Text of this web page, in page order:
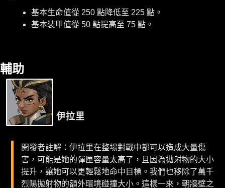
基本生命值從 250 點降低至 225 點。
基本裝甲值從 50 點提高至 75 點。
輔助
伊拉里
開發者註解：伊拉里在整場對戰中都可以造成大量傷
害，可能是她的彈匣容量太高了，且因為拋射物的大小
提升，讓她可以更輕鬆地命中目標。我們也移除了萬千
烈陽拋射物的額外環境碰撞大小。這樣一來，朝牆壁之